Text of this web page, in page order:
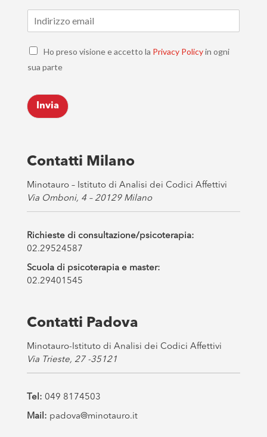
m
*
C
e
k
b
o
s
*
Ho preso visione e accetto la Privacy Policyin ogni
sua parte
Invia
Contatti Milano
Minotauro – Istituto di Analisi dei Codici Affettivi
Via Omboni, 4 – 20129 Milano
Richieste di consultazione/psicoterapia:
02.29524587
Scuola di psicoterapia e master:
02.29401545
Contatti Padova
Minotauro-Istituto di Analisi dei Codici Affettivi
Via Trieste, 27 -35121
Tel: 049 8174503
Mail: padova@minotauro.it